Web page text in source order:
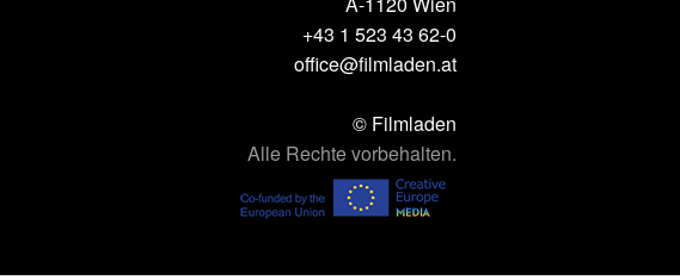
+43 1 523 43 62-0
office@filmladen.at
© Filmladen
Alle Rechte vorbehalten.